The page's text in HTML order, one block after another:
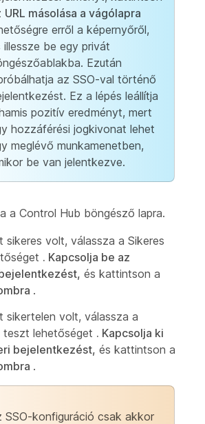
URL másolása a vágólapra
erről a képernyőről,
illessze be egy privát
Ezután
az SSO-val történő
Ez a lépés leállítja
pozitív eredményt, mert
hozzáférési jogkivonat lehet
meglévő munkamenetben,
be van jelentkezve.
a Control Hub böngésző lapra.
sikeres volt, válassza a Sikeres
. Kapcsolja be az
és kattintson a
.
sikertelen volt, válassza a
teszt lehetőséget . Kapcsolja ki
bejelentkezést, és kattintson a
.
SSO-konfiguráció csak akkor